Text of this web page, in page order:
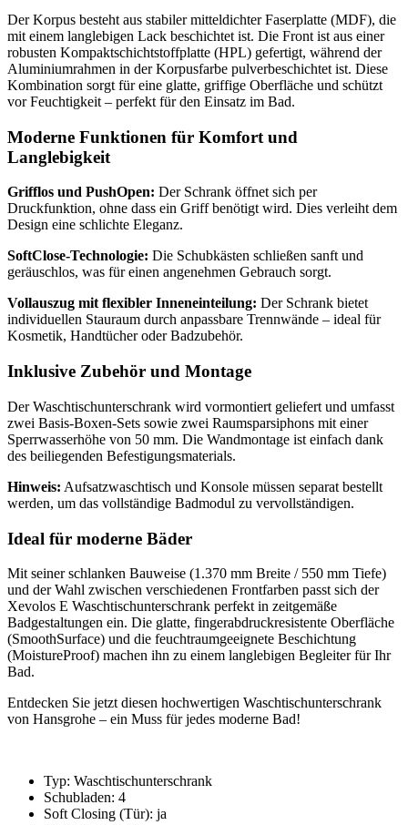
Der Korpus besteht aus stabiler mitteldichter Faserplatte (MDF), die
mit einem langlebigen Lack beschichtet ist. Die Front ist aus einer
robusten Kompaktschichtstoffplatte (HPL) gefertigt, während der
Aluminiumrahmen in der Korpusfarbe pulverbeschichtet ist. Diese
Kombination sorgt für eine glatte, griffige Oberfläche und schützt
vor Feuchtigkeit – perfekt für den Einsatz im Bad.
Moderne Funktionen für Komfort und
Langlebigkeit
Grifflos und PushOpen: Der Schrank öffnet sich per
Druckfunktion, ohne dass ein Griff benötigt wird. Dies verleiht dem
Design eine schlichte Eleganz.
SoftClose-Technologie: Die Schubkästen schließen sanft und
geräuschlos, was für einen angenehmen Gebrauch sorgt.
Vollauszug mit flexibler Inneneinteilung: Der Schrank bietet
individuellen Stauraum durch anpassbare Trennwände – ideal für
Kosmetik, Handtücher oder Badzubehör.
Inklusive Zubehör und Montage
Der Waschtischunterschrank wird vormontiert geliefert und umfasst
zwei Basis-Boxen-Sets sowie zwei Raumsparsiphons mit einer
Sperrwasserhöhe von 50 mm. Die Wandmontage ist einfach dank
des beiliegenden Befestigungsmaterials.
Hinweis: Aufsatzwaschtisch und Konsole müssen separat bestellt
werden, um das vollständige Badmodul zu vervollständigen.
Ideal für moderne Bäder
Mit seiner schlanken Bauweise (1.370 mm Breite / 550 mm Tiefe)
und der Wahl zwischen verschiedenen Frontfarben passt sich der
Xevolos E Waschtischunterschrank perfekt in zeitgemäße
Badgestaltungen ein. Die glatte, fingerabdruckresistente Oberfläche
(SmoothSurface) und die feuchtraumgeeignete Beschichtung
(MoistureProof) machen ihn zu einem langlebigen Begleiter für Ihr
Bad.
Entdecken Sie jetzt diesen hochwertigen Waschtischunterschrank
von Hansgrohe – ein Muss für jedes moderne Bad!
Typ: Waschtischunterschrank
Schubladen: 4
Soft Closing (Tür): ja